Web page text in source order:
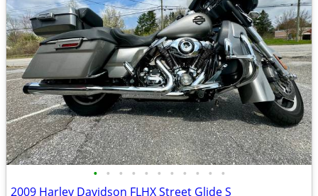
• • • • • • • • • • •
2009 Harley Davidson FLHX Street Glide S